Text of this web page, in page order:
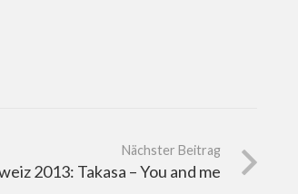
Nächster Beitrag
2013: Takasa – You and me